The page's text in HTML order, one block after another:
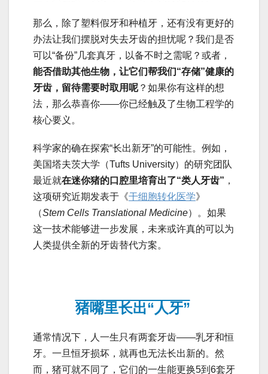
那么，除了塑料假牙和种植牙，还有没有更好的
办法让我们摆脱对失去牙齿的担忧呢？我们是否
可以“备份”几套真牙，以备不时之需呢？或者，
能否借助其他生物，让它们帮我们“存储”健康的
牙齿，留待需要时取用呢？如果你有这样的想
法，那么恭喜你——你已经触及了生物工程学的
核心要义。
科学家的确在探索“长出新牙”的可能性。例如，
美国塔夫茨大学（Tufts University）的研究团队
最近就在迷你猪的口腔里培育出了“类人牙齿” ，
这项研究近期发表于《干细胞转化医学》
（Stem Cells Translational Medicine）。如果
这一技术能够进一步发展，未来或许真的可以为
人类提供全新的牙齿替代方案。
猪嘴里长出“人牙”
通常情况下，人一生只有两套牙齿——乳牙和恒
牙。一旦恒牙损坏，就再也无法长出新的。然
而，猪可就不同了，它们的一生能更换5到6套牙